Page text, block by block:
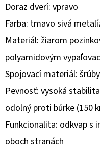
Doraz dverí: vpravo
Farba: tmavo sivá
Materiál: žiarom
polyamidovým
Spojovací materiál:
Pevnosť: vysoká
odolný proti búrke (150
Funkcionalita: odkvap s
oboch stranách
O
D
P
O
R
Ú
Č
A
M
E